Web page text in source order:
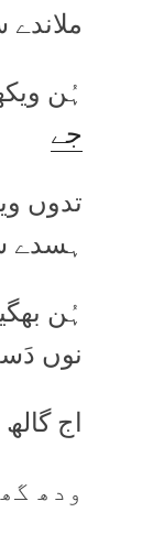
ہُن
جے
تدوں
ہسدے
ہُن
نوں
اج
ودھ